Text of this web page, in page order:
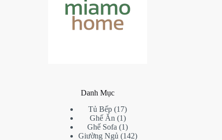
Danh Mục
Tủ Bếp 1717
products
Ghế Ăn 11
product
Ghế Sofa 11
product
Giường Ngủ 142142